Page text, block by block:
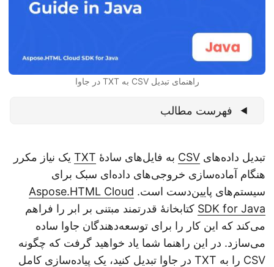
راهنمای تبدیل CSV به TXT در جاوا
فهرست مطالب
تبدیل داده‌هایCSVبه فایل‌های سادهٔTXTیک نیاز مکرر
هنگام آماده‌سازی خروجی‌های داده‌ای سبک برای
سیستم‌های پایین‌دست است.Aspose.HTML Cloud
SDK for Javaکتابخانهٔ قدرتمند مبتنی بر ابر را فراهم
می‌کند که این کار را برای توسعه‌دهندگان جاوا ساده
می‌سازد. در این راهنما شما یاد خواهید گرفت که چگونه
CSV را به TXT در جاوا تبدیل کنید، یک پیاده‌سازی کامل